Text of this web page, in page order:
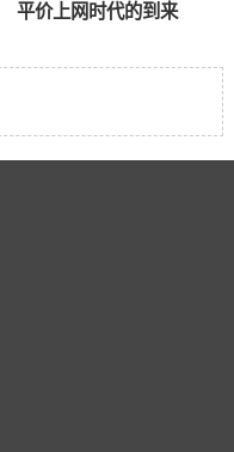
平价上网时代的到来